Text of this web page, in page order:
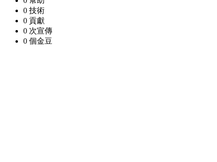
0 技術
0 貢獻
0 次宣傳
0 個金豆